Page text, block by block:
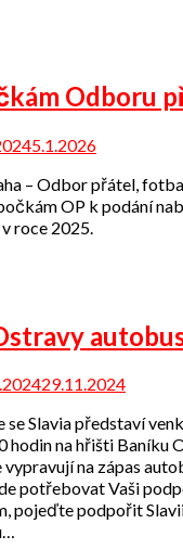
Odboru
5.1.2026
přátel
– Odbor přátel,
OP k podání
roce 2025.
29.11.2024
přátel
se Slavia představí
hodin na hřišti Baníku
na zápas
potřebovat Vaši
pojeďte podpořit